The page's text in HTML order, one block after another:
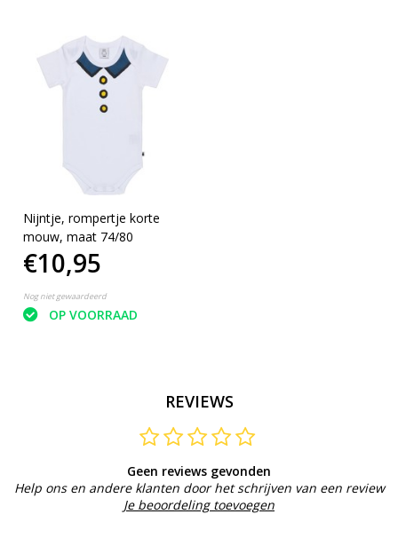
Nijntje, rompertje korte
mouw, maat 74/80
€10,95
Nog niet gewaardeerd
OP VOORRAAD
REVIEWS
Geen reviews gevonden
Help ons en andere klanten door het schrijven van een review
Je beoordeling toevoegen